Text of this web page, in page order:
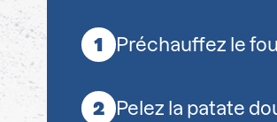
Préchauffez le
Pelez la patate